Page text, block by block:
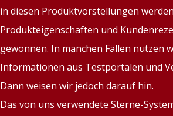
in diesen Produktvorstellungen
Produkteigenschaften und
gewonnen. In manchen Fällen nutzen
Informationen aus Testportalen und
Dann weisen wir jedoch darauf hin.
Das von uns verwendete Sterne-